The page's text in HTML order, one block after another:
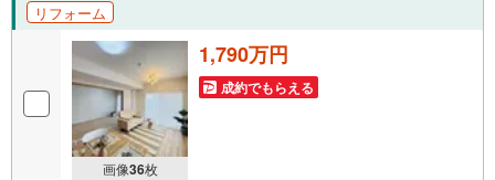
リフォーム
画像36枚
1,790万円
成約でもらえる